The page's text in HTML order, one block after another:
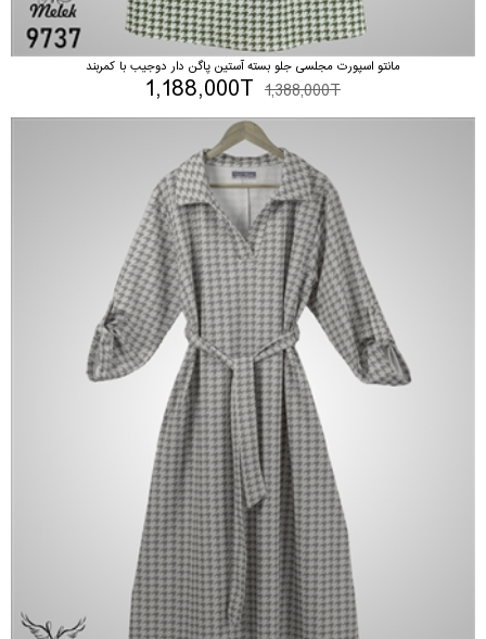
مانتو اسپورت مجلسی جلو بسته آستین پاگن دار دوجیب با کمربند
1,388,000T
1,188,000T